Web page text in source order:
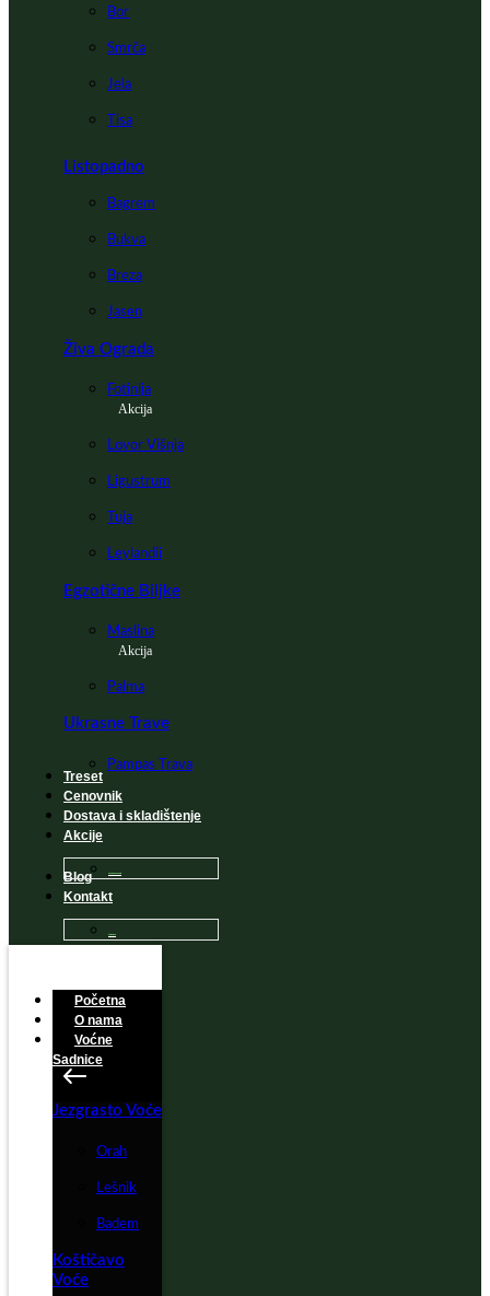
Bor
Smrča
Jela
Tisa
Listopadno
Bagrem
Bukva
Breza
Jasen
Živa Ograda
Fotinija
Akcija
Lovor Višnja
Ligustrum
Tuja
Leylandii
Egzotične Biljke
Maslina
Akcija
Palma
Ukrasne Trave
Pampas Trava
Treset
Cenovnik
Dostava i skladištenje
Akcije
Blog
Kontakt
Početna
O nama
Voćne
Sadnice
Jezgrasto Voće
Orah
Lešnik
Badem
Koštičavo
Voće